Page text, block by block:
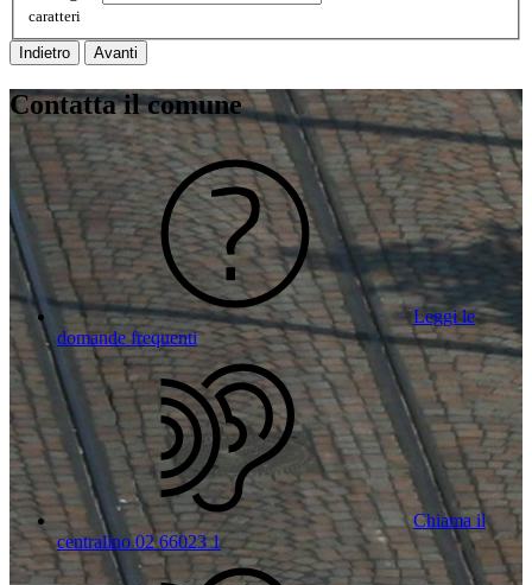
caratteri
Indietro Avanti
Contatta il comune
Leggi le
domande frequenti
Chiama il
centralino 02 66023 1